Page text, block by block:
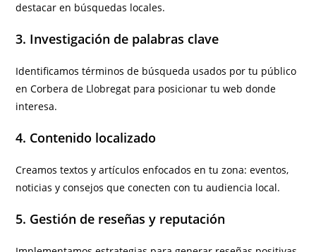
destacar en búsquedas locales.
3. Investigación de palabras clave
Identificamos términos de búsqueda usados por tu público
en Corbera de Llobregat para posicionar tu web donde
interesa.
4. Contenido localizado
Creamos textos y artículos enfocados en tu zona: eventos,
noticias y consejos que conecten con tu audiencia local.
5. Gestión de reseñas y reputación